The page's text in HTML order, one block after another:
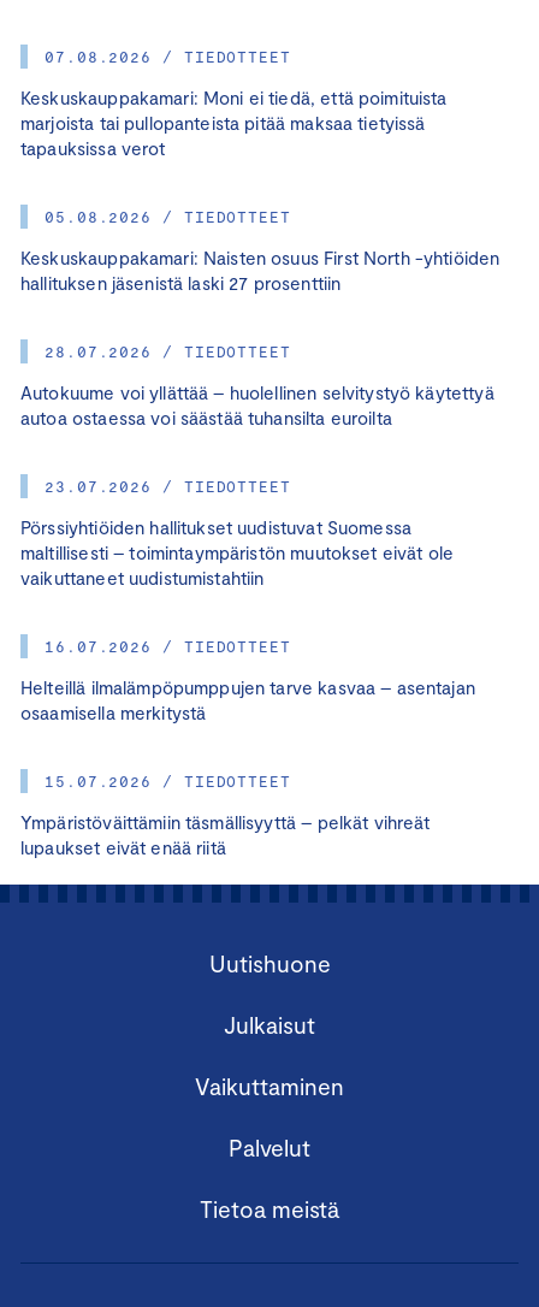
07.08.2026 / TIEDOTTEET
Keskuskauppakamari: Moni ei tiedä, että poimituista
marjoista tai pullopanteista pitää maksaa tietyissä
tapauksissa verot
05.08.2026 / TIEDOTTEET
Keskuskauppakamari: Naisten osuus First North -yhtiöiden
hallituksen jäsenistä laski 27 prosenttiin
28.07.2026 / TIEDOTTEET
Autokuume voi yllättää – huolellinen selvitystyö käytettyä
autoa ostaessa voi säästää tuhansilta euroilta
23.07.2026 / TIEDOTTEET
Pörssiyhtiöiden hallitukset uudistuvat Suomessa
maltillisesti – toimintaympäristön muutokset eivät ole
vaikuttaneet uudistumistahtiin
16.07.2026 / TIEDOTTEET
Helteillä ilmalämpöpumppujen tarve kasvaa – asentajan
osaamisella merkitystä
15.07.2026 / TIEDOTTEET
Ympäristöväittämiin täsmällisyyttä – pelkät vihreät
lupaukset eivät enää riitä
Uutishuone
Julkaisut
Vaikuttaminen
Palvelut
Tietoa meistä